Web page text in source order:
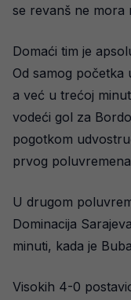
se revanš ne mora
Domaći tim je
Od samog početka
a već u trećoj
vodeći gol za
pogotkom
prvog
U drugom
Dominacija
minuti, kada je
Visokih 4-0